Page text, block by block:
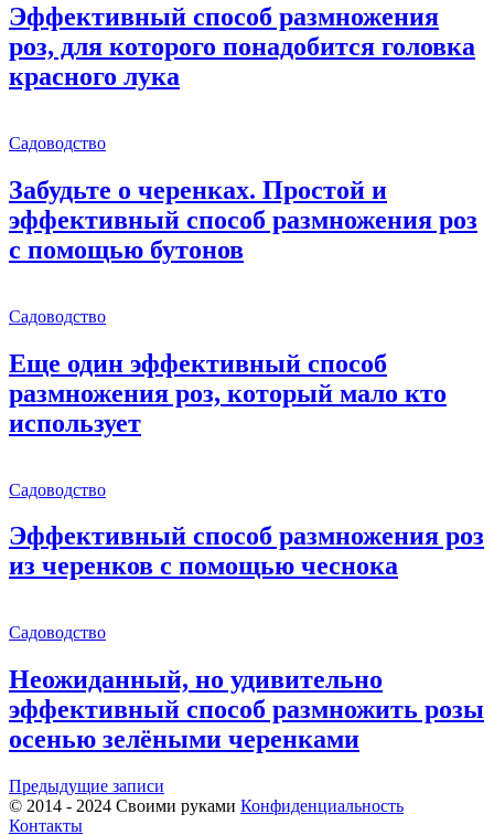
Эффективный способ размножения
роз, для которого понадобится головка
красного лука
Садоводство
Забудьте о черенках. Простой и
эффективный способ размножения роз
с помощью бутонов
Садоводство
Еще один эффективный способ
размножения роз, который мало кто
использует
Садоводство
Эффективный способ размножения роз
из черенков с помощью чеснока
Садоводство
Неожиданный, но удивительно
эффективный способ размножить розы
осенью зелёными черенками
Навигация
по
Предыдущие записи
© 2014 - 2024 Своими руками Конфиденциальность
Контакты